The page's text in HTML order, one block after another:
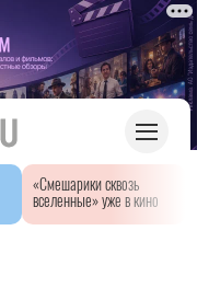
«Смешарики сквозь
вселенные» уже в кино